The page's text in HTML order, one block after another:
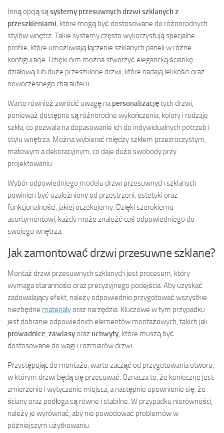
Inną opcją sąsystemy przesuwnych drzwi szklanych z
przeszkleniami, które mogą być dostosowane do różnorodnych
stylów wnętrz. Takie systemy często wykorzystują specjalne
profile, które umożliwiają łączenie szklanych paneli w różne
konfiguracje. Dzięki nim można stworzyć elegancką ściankę
działową lub duże przeszklone drzwi, które nadają lekkości oraz
nowoczesnego charakteru.
Warto również zwrócić uwagę napersonalizacjętych drzwi,
ponieważ dostępne są różnorodne wykończenia, kolory i rodzaje
szkła, co pozwala na dopasowanie ich do indywidualnych potrzeb i
stylu wnętrza. Można wybierać między szkłem przezroczystym,
matowym a dekoracyjnym, co daje dużo swobody przy
projektowaniu.
Wybór odpowiedniego modelu drzwi przesuwnych szklanych
powinien być uzależniony od przestrzeni, estetyki oraz
funkcjonalności, jakiej oczekujemy. Dzięki szerokiemu
asortymentowi, każdy może znaleźć coś odpowiedniego do
swojego wnętrza.
Jak zamontować drzwi przesuwne szklane?
Montaż drzwi przesuwnych szklanych jest procesem, który
wymaga staranności oraz precyzyjnego podejścia. Aby uzyskać
zadowalający efekt, należy odpowiednio przygotować wszystkie
niezbędne materiałyoraz narzędzia. Kluczowe w tym przypadku
jest dobranie odpowiednich elementów montażowych, takich jak
prowadnice, zawiasyoraz uchwyty, które muszą być
dostosowane do wagi i rozmiarów drzwi.
Przystępując do montażu, warto zacząć od przygotowania otworu,
w którym drzwi będą się przesuwać. Oznacza to, że konieczne jest
zmierzenie i wytyczenie miejsca, a następnie upewnienie się, że
ściany oraz podłoga są równe i stabilne. W przypadku nierówności,
należy je wyrównać, aby nie powodować problemów w
późniejszym użytkowaniu.